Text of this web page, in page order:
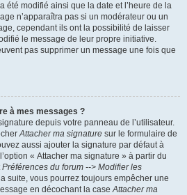
été modifié ainsi que la date et l’heure de la
n’apparaîtra pas si un modérateur ou un
cependant ils ont la possibilité de laisser
le message de leur propre initiative.
pas supprimer un message une fois que
à mes messages ?
depuis votre panneau de l’utilisateur.
Attacher ma signature sur le formulaire de
aussi ajouter la signature par défaut à
« Attacher ma signature » à partir du
Préférences du forum --> Modifier les
suite, vous pourrez toujours empêcher une
en décochant la caseAttacher ma